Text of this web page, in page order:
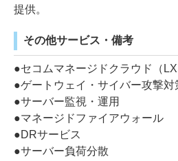
提供。
その他サービス・備考
●セコムマネージドクラウド（
●ゲートウェイ・サイバー攻撃対
●サーバー監視・運用
●マネージドファイアウォール
●DRサービス
●サーバー負荷分散